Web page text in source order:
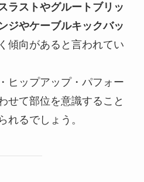
ラストやグルートブリッ
ジやケーブルキックバッ
傾向があると言われてい
ヒップアップ・パフォー
せて部位を意識すること
れるでしょう。